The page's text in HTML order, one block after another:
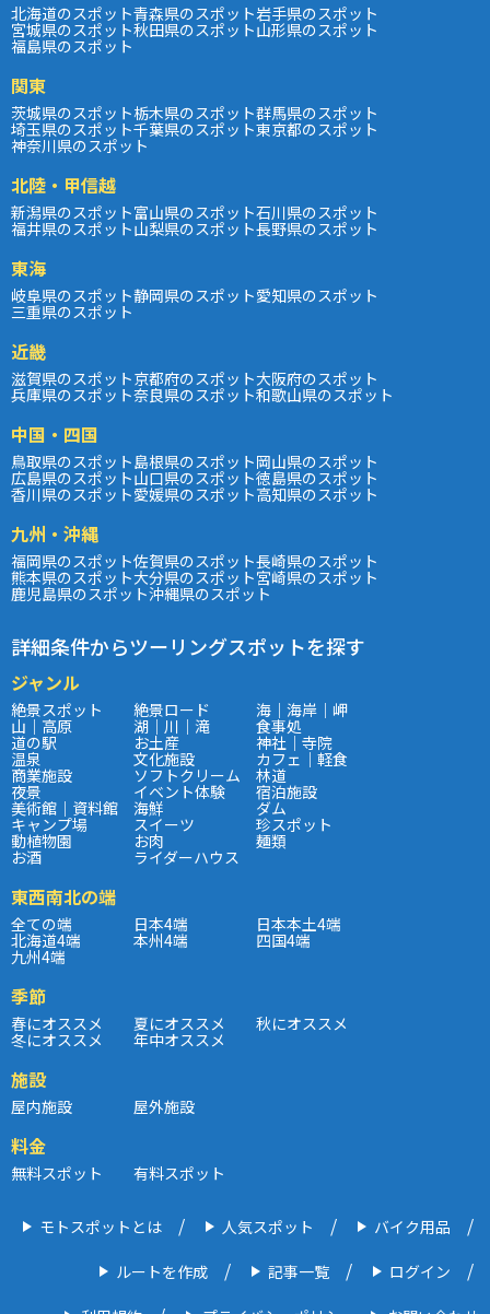
北海道のスポット青森県のスポット岩手県のスポット
宮城県のスポット秋田県のスポット山形県のスポット
福島県のスポット
関東
茨城県のスポット栃木県のスポット群馬県のスポット
埼玉県のスポット千葉県のスポット東京都のスポット
神奈川県のスポット
北陸・甲信越
新潟県のスポット富山県のスポット石川県のスポット
福井県のスポット山梨県のスポット長野県のスポット
東海
岐阜県のスポット静岡県のスポット愛知県のスポット
三重県のスポット
近畿
滋賀県のスポット京都府のスポット大阪府のスポット
兵庫県のスポット奈良県のスポット和歌山県のスポット
中国・四国
鳥取県のスポット島根県のスポット岡山県のスポット
広島県のスポット山口県のスポット徳島県のスポット
香川県のスポット愛媛県のスポット高知県のスポット
九州・沖縄
福岡県のスポット佐賀県のスポット長崎県のスポット
熊本県のスポット大分県のスポット宮崎県のスポット
鹿児島県のスポット沖縄県のスポット
詳細条件からツーリングスポットを探す
ジャンル
絶景スポット 絶景ロード 海｜海岸｜岬
山｜高原 湖｜川｜滝 食事処
道の駅 お土産 神社｜寺院
温泉 文化施設 カフェ｜軽食
商業施設 ソフトクリーム 林道
夜景 イベント体験 宿泊施設
美術館｜資料館 海鮮 ダム
キャンプ場 スイーツ 珍スポット
動植物園 お肉 麺類
お酒 ライダーハウス
東西南北の端
全ての端 日本4端 日本本土4端
北海道4端 本州4端 四国4端
九州4端
季節
春にオススメ 夏にオススメ 秋にオススメ
冬にオススメ 年中オススメ
施設
屋内施設 屋外施設
料金
無料スポット 有料スポット
モトスポットとは 人気スポット バイク用品
ルートを作成 記事一覧 ログイン